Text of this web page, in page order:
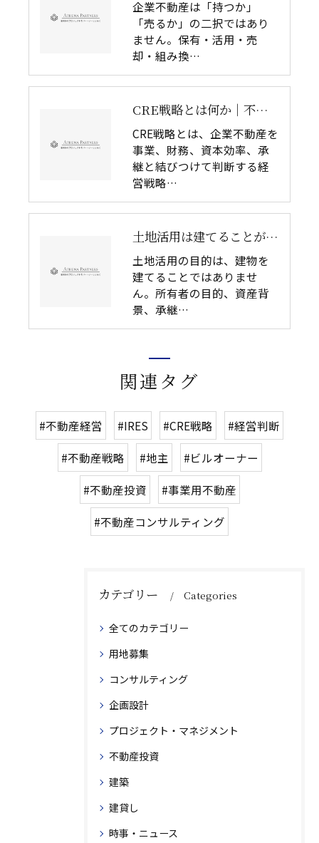
企業不動産は「持つか」
「売るか」の二択ではあり
ません。保有・活用・売
却・組み換…
CRE戦略とは何か｜不動産判断と経営判断の分断が失敗を生む理由
CRE戦略とは、企業不動産を
事業、財務、資本効率、承
継と結びつけて判断する経
営戦略…
土地活用は建てることが目的ではない｜所有者の目的から考える不動産活用戦略
土地活用の目的は、建物を
建てることではありませ
ん。所有者の目的、資産背
景、承継…
関連タグ
#不動産経営 #IRES #CRE戦略 #経営判断
#不動産戦略 #地主 #ビルオーナー
#不動産投資 #事業用不動産
#不動産コンサルティング
カテゴリー Categories
全てのカテゴリー
用地募集
コンサルティング
企画設計
プロジェクト・マネジメント
不動産投資
建築
建貸し
時事・ニュース